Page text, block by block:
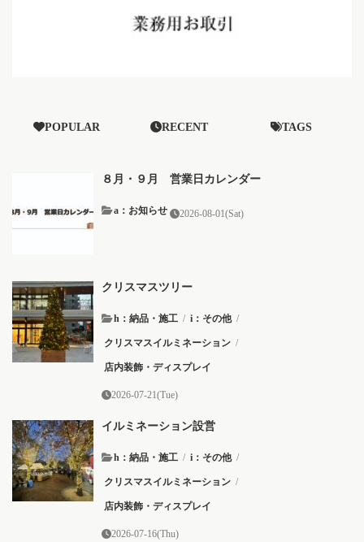
POPULAR RECENT TAGS
８月・９月 営業日カレンダー
a：お知らせ 2026-08-01(Sat)
クリスマスツリー
h：納品・施工 / i：その他 /
クリスマスイルミネーション /
店内装飾・ディスプレイ
2026-07-21(Tue)
イルミネーション設営
h：納品・施工 / i：その他 /
クリスマスイルミネーション /
店内装飾・ディスプレイ
2026-07-16(Thu)